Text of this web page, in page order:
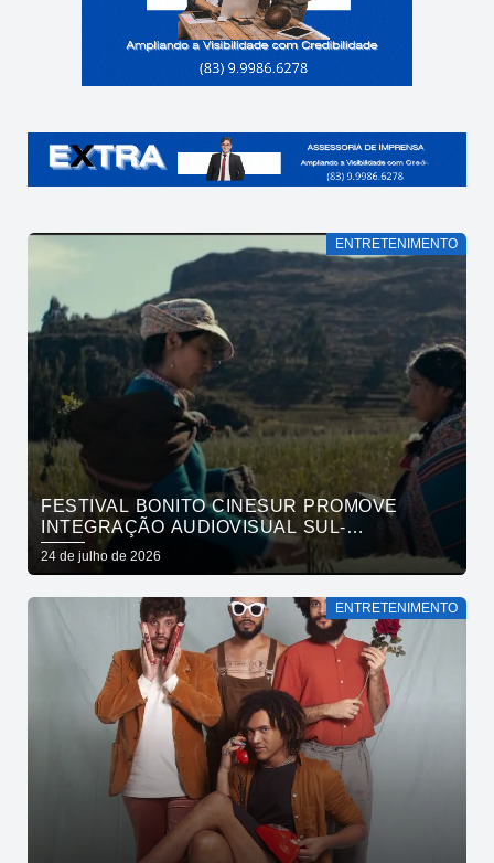
ENTRETENIMENTO
FESTIVAL BONITO CINESUR PROMOVE
INTEGRAÇÃO AUDIOVISUAL SUL-
AMERICANA
24 de julho de 2026
ENTRETENIMENTO